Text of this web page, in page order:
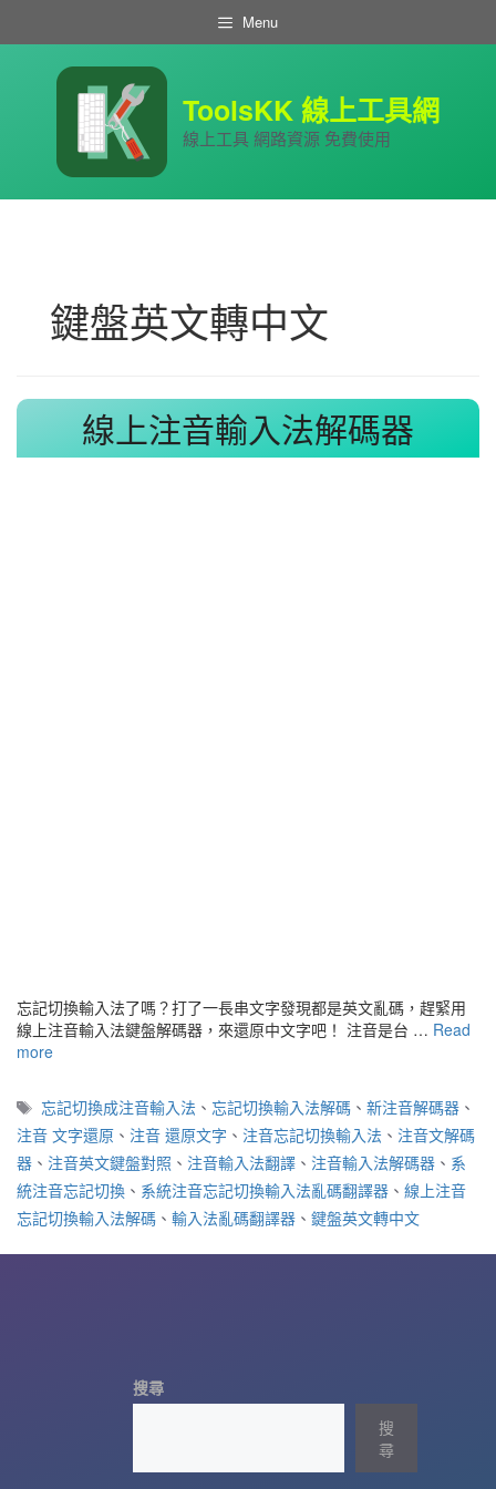
Menu
ToolsKK 線上工具網
線上工具 網路資源 免費使用
鍵盤英文轉中文
線上注音輸入法解碼器
忘記切換輸入法了嗎？打了一長串文字發現都是英文亂碼，趕緊用
線上注音輸入法鍵盤解碼器，來還原中文字吧！ 注音是台 … Read
more
標
籤
忘記切換成注音輸入法 、 忘記切換輸入法解碼 、新注音解碼器 、
注音 文字還原 、 注音 還原文字 、 注音忘記切換輸入法 、 注音文解碼
器 、 注音英文鍵盤對照 、 注音輸入法翻譯 、 注音輸入法解碼器 、 系
統注音忘記切換 、 系統注音忘記切換輸入法亂碼翻譯器 、 線上注音
忘記切換輸入法解碼 、 輸入法亂碼翻譯器 、 鍵盤英文轉中文
搜尋
搜
尋